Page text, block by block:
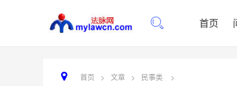
首页
首页 > 文章 > 民事类 >